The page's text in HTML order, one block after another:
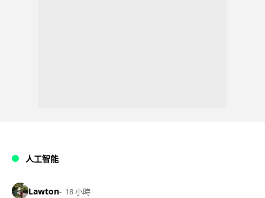
人工智能
Lawton 18 小時